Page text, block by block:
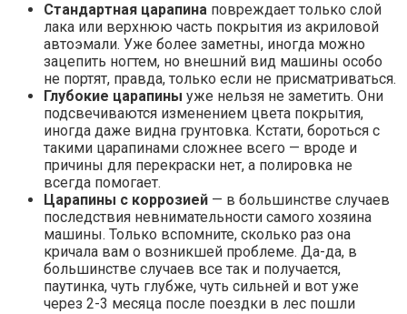
Стандартная царапина повреждает только слой
лака или верхнюю часть покрытия из акриловой
автоэмали. Уже более заметны, иногда можно
зацепить ногтем, но внешний вид машины особо
не портят, правда, только если не присматриваться.
Глубокие царапины уже нельзя не заметить. Они
подсвечиваются изменением цвета покрытия,
иногда даже видна грунтовка. Кстати, бороться с
такими царапинами сложнее всего — вроде и
причины для перекраски нет, а полировка не
всегда помогает.
Царапины с коррозией — в большинстве случаев
последствия невнимательности самого хозяина
машины. Только вспомните, сколько раз она
кричала вам о возникшей проблеме. Да-да, в
большинстве случаев все так и получается,
паутинка, чуть глубже, чуть сильней и вот уже
через 2-3 месяца после поездки в лес пошли